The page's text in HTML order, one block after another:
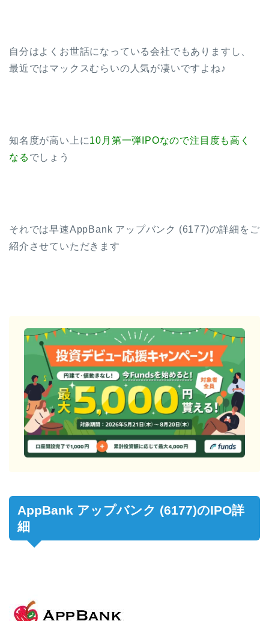
自分はよくお世話になっている会社でもありますし、
最近ではマックスむらいの人気が凄いですよね♪
知名度が高い上に10月第一弾IPOなので注目度も高く
なる でしょう
それでは早速AppBank アップバンク (6177)の詳細をご
紹介させていただきます
AppBank アップバンク (6177)のIPO詳
細